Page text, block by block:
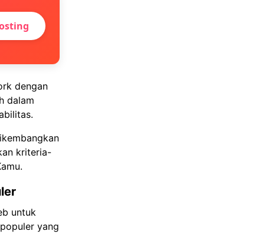
dengan
dalam
kriteria-
untuk
yang